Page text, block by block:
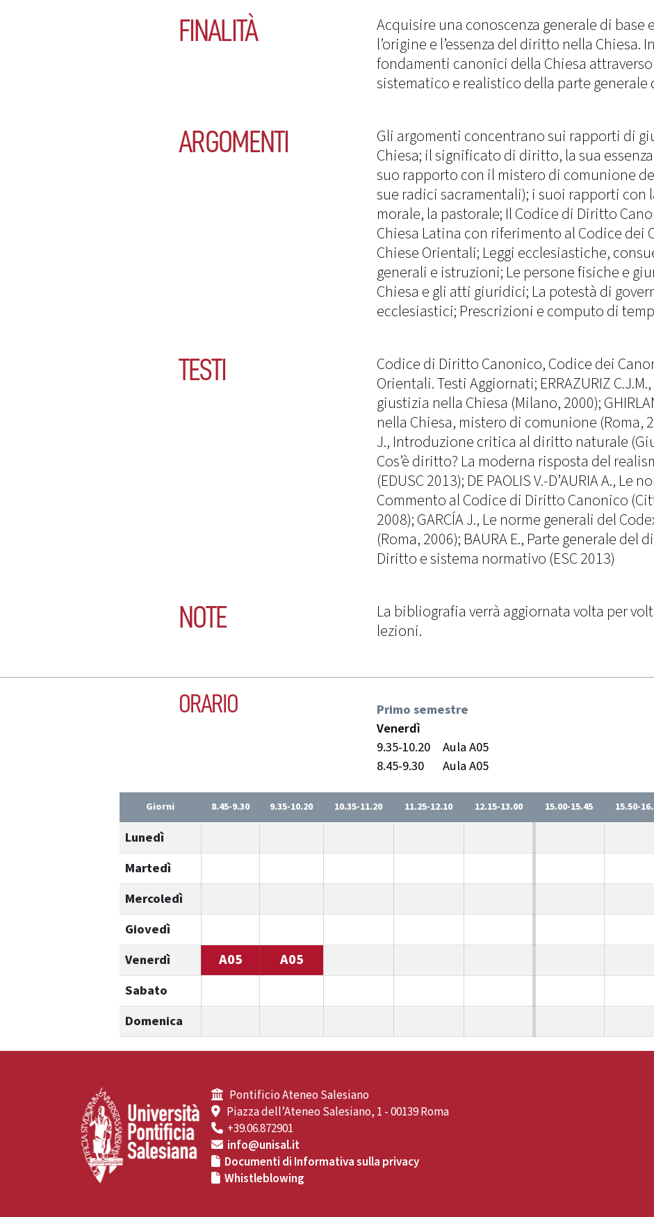
FINALITÀ
Acquisire una conoscenza generale di base
l’origine e l’essenza del diritto nella Chiesa.
fondamenti canonici della Chiesa
sistematico e realistico della parte generale
ARGOMENTI
Gli argomenti concentrano sui rapporti di
Chiesa; il significato di diritto, la sua
suo rapporto con il mistero di comunione
sue radici sacramentali); i suoi rapporti con
morale, la pastorale; Il Codice di Diritto
Chiesa Latina con riferimento al Codice dei
Chiese Orientali; Leggi ecclesiastiche,
generali e istruzioni; Le persone fisiche e
Chiesa e gli atti giuridici; La potestà di
ecclesiastici; Prescrizioni e computo di
TESTI
Codice di Diritto Canonico, Codice dei
Orientali. Testi Aggiornati; ERRAZURIZ
giustizia nella Chiesa (Milano, 2000);
nella Chiesa, mistero di comunione (Roma,
J., Introduzione critica al diritto naturale
Cos’è diritto? La moderna risposta del
(EDUSC 2013); DE PAOLIS V.-D’AURIA A., Le
Commento al Codice di Diritto Canonico
2008); GARCÍA J., Le norme generali del
(Roma, 2006); BAURA E., Parte generale del
Diritto e sistema normativo (ESC 2013)
NOTE
La bibliografia verrà aggiornata volta per
lezioni.
ORARIO
Primo semestre
Venerdì
9.35-10.20
Aula A05
8.45-9.30
Aula A05
Giorni 8.45-9.30 9.35-10.20 10.35-11.20 11.25-12.10 12.15-13.00 15.00-15.45 15.50-
Lunedì
Martedì
Mercoledì
Giovedì
Venerdì
A05 A05
Sabato
Domenica
Pontificio Ateneo Salesiano
Piazza dell’Ateneo Salesiano, 1 - 00139 Roma
+39.06.872901
info@unisal.it
Documenti di Informativa sulla privacy
Whistleblowing